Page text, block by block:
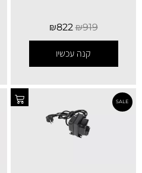
SALE
₪919
₪822
קנה עכשיו